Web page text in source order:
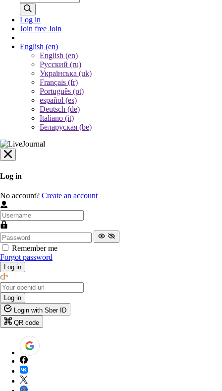
Log in
Join free Join
English (en)
English (en)
Русский (ru)
Українська (uk)
Français (fr)
Português (pt)
español (es)
Deutsch (de)
Italiano (it)
Беларуская (be)
Log in
No account? Create an account
Remember me
Forgot password
Log in
Log in
Login with Sber ID
QR code